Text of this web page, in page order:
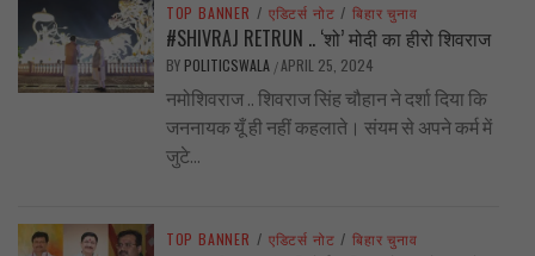
TOP BANNER / एडिटर्स नोट / बिहार चुनाव
#SHIVRAJ RETRUN .. ‘शो’ मोदी का हीरो शिवराज
BY POLITICSWALA /APRIL 25, 2024
नमोशिवराज .. शिवराज सिंह चौहान ने दर्शा दिया कि
जननायक यूँ ही नहीं कहलाते। संयम से अपने कर्म में
जुटे...
TOP BANNER / एडिटर्स नोट / बिहार चुनाव